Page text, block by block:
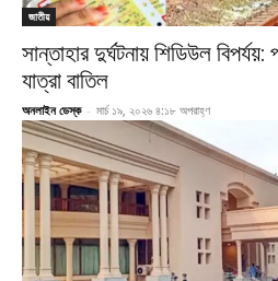
জাতীয়
সান্তাহার দুর্ঘটনায় শিডিউল
যাত্রা বাতিল
অনলাইন ডেস্ক - মার্চ ১৯, ২০২৬ ৪:১৮ অপরাহ্ণ